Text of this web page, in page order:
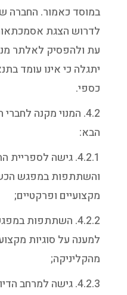
במוסד כאמור. החברה
לדרוש הצגת
עת ולהפסיק לאלתר
יתגלה כי אינו עומד
כספי.
4.2. המנוי מקנה
הבא:
4.2.1. גישה
והשתתפות במפגש
מקצועיים ופרקטיים;
4.2.2. השתתפות
למענה על סוגיות
מהקליניקה;
4.2.3. גישה למרחב